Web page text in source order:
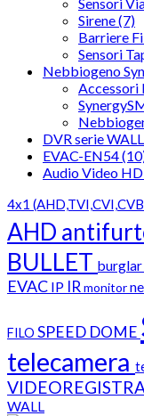
Sirene (7)
Barriere
Sensori
Nebbiogeno
Accessori
DVR serie
EVAC-EN54
Audio Video
4x1
AHD
BULLET burglar
EVAC IP IRmonitor
FILO SPEED DOME
telecamera
WALL